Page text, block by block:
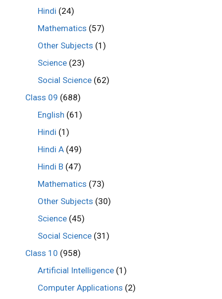
Hindi (24)
Mathematics (57)
Other Subjects (1)
Science (23)
Social Science (62)
Class 09 (688)
English (61)
Hindi (1)
Hindi A (49)
Hindi B (47)
Mathematics (73)
Other Subjects (30)
Science (45)
Social Science (31)
Class 10 (958)
Artificial Intelligence (1)
Computer Applications (2)